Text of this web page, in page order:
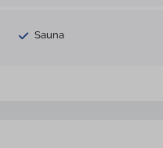
Sauna